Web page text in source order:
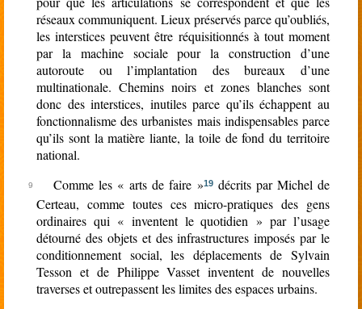
réseaux communiquent. Lieux préservés parce qu’oubliés,
les interstices peuvent être réquisitionnés à tout moment
par la machine sociale pour la construction d’une
autoroute ou l’implantation des bureaux d’une
multinationale. Chemins noirs et zones blanches sont
donc des interstices, inutiles parce qu’ils échappent au
fonctionnalisme des urbanistes mais indispensables parce
qu’ils sont la matière liante, la toile de fond du territoire
national.
Comme les « arts de faire »19 décrits par Michel de
Certeau, comme toutes ces micro-pratiques des gens
ordinaires qui « inventent le quotidien » par l’usage
détourné des objets et des infrastructures imposés par le
conditionnement social, les déplacements de Sylvain
Tesson et de Philippe Vasset inventent de nouvelles
traverses et outrepassent les limites des espaces urbains.